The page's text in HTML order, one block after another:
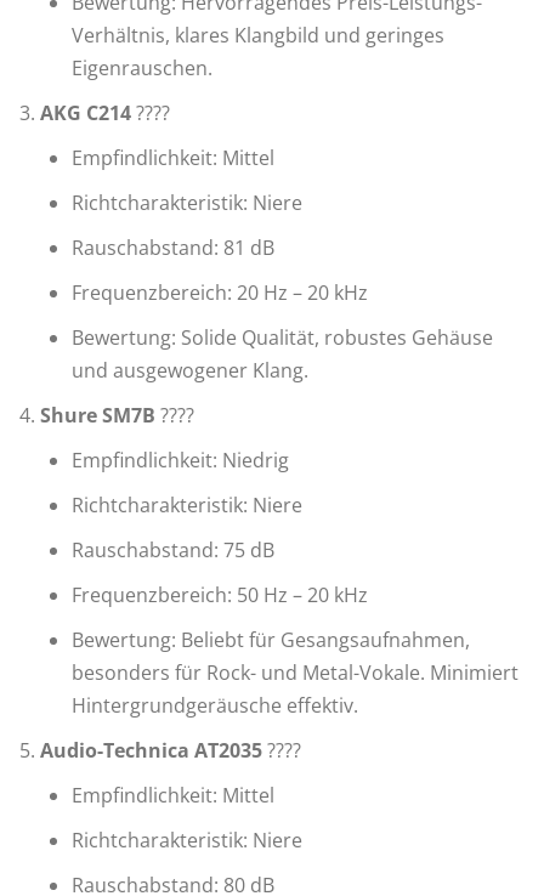
Verhältnis, klares Klangbild und geringes
Eigenrauschen.
AKG C214????
Empfindlichkeit: Mittel
Richtcharakteristik: Niere
Rauschabstand: 81 dB
Frequenzbereich: 20 Hz – 20 kHz
Bewertung: Solide Qualität, robustes Gehäuse
und ausgewogener Klang.
Shure SM7B ????
Empfindlichkeit: Niedrig
Richtcharakteristik: Niere
Rauschabstand: 75 dB
Frequenzbereich: 50 Hz – 20 kHz
Bewertung: Beliebt für Gesangsaufnahmen,
besonders für Rock- und Metal-Vokale. Minimiert
Hintergrundgeräusche effektiv.
Audio-Technica AT2035????
Empfindlichkeit: Mittel
Richtcharakteristik: Niere
Rauschabstand: 80 dB